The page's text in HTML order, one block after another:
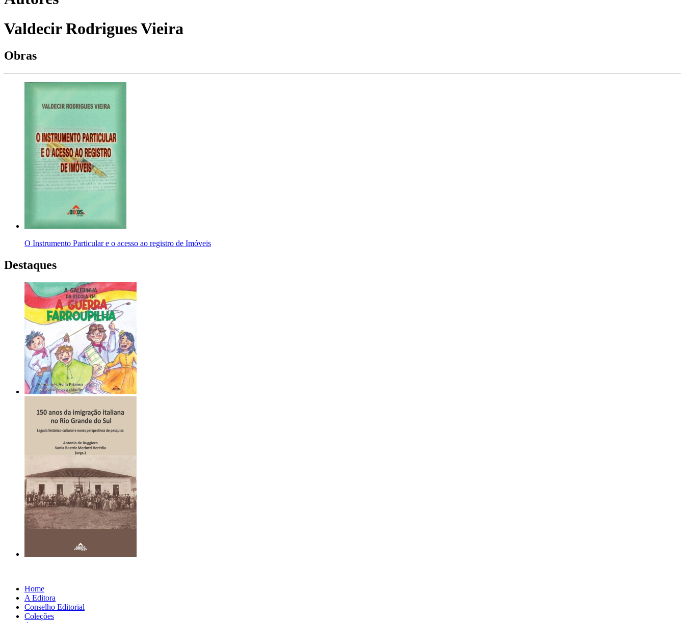
Valdecir Rodrigues Vieira
Obras
O Instrumento Particular e o acesso ao registro de Imóveis
Destaques
Home
A Editora
Conselho Editorial
Coleções